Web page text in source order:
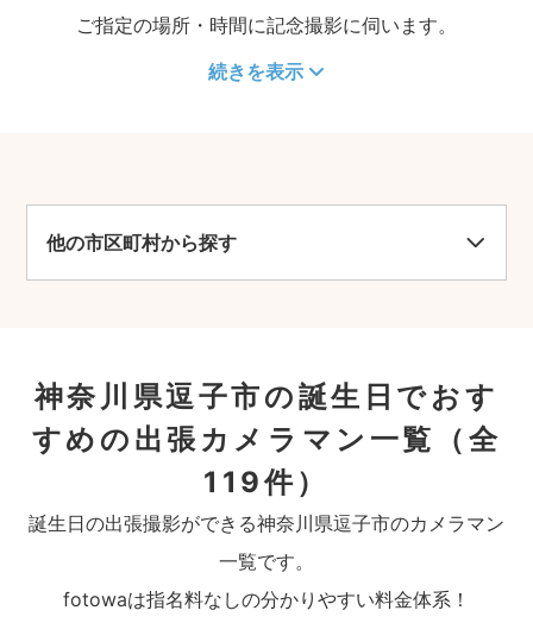
ご指定の場所・時間に記念撮影に伺います。
続きを表示
他の市区町村から探す
神奈川県逗子市の誕生日でおす
すめの出張カメラマン一覧
（全
119件）
誕生日の出張撮影ができる神奈川県逗子市のカメラマン
一覧です。
fotowaは指名料なしの分かりやすい料金体系！